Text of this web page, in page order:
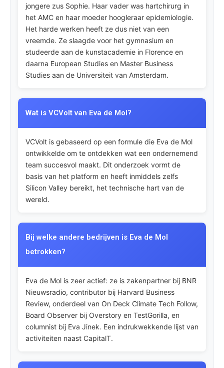
jongere zus Sophie. Haar vader was hartchirurg in
het AMC en haar moeder hoogleraar epidemiologie.
Het harde werken heeft ze dus niet van een
vreemde. Ze slaagde voor het gymnasium en
studeerde aan de kunstacademie in Florence en
daarna European Studies en Master Business
Studies aan de Universiteit van Amsterdam.
Wat is VCVolt van Eva de Mol?
VCVolt is gebaseerd op een formule die Eva de Mol
ontwikkelde om te ontdekken wat een ondernemend
team succesvol maakt. Dit onderzoek vormt de
basis van het platform en heeft inmiddels zelfs
Silicon Valley bereikt, het technische hart van de
wereld.
Bij welke andere bedrijven is Eva de Mol
betrokken?
Eva de Mol is zeer actief: ze is zakenpartner bij BNR
Nieuwsradio, contributor bij Harvard Business
Review, onderdeel van On Deck Climate Tech Follow,
Board Observer bij Overstory en TestGorilla, en
columnist bij Eva Jinek. Een indrukwekkende lijst van
activiteiten naast CapitalT.